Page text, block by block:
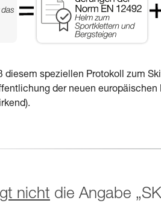
diesem speziellen Protokoll zum
der neuen
nicht die Angabe